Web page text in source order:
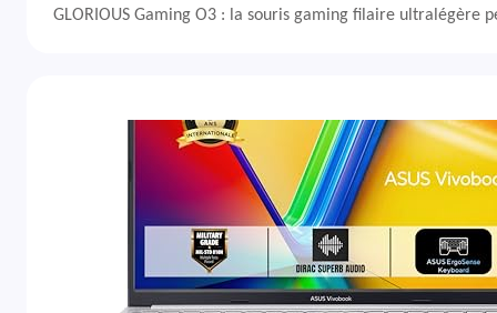
GLORIOUS Gaming O3 : la souris gaming filaire ultralégère